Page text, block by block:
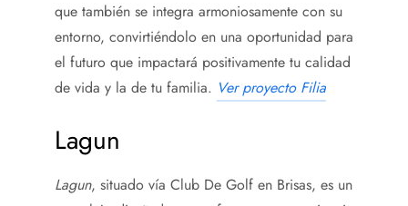
que también se integra armoniosamente con su
entorno, convirtiéndolo en una oportunidad para
el futuro que impactará positivamente tu calidad
de vida y la de tu familia. Ver proyecto Filia
Lagun
Lagun, situado vía Club De Golf en Brisas, es un